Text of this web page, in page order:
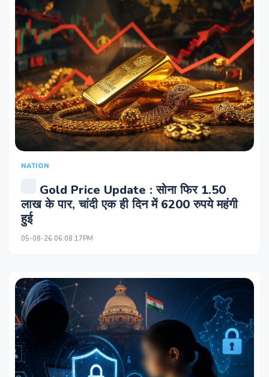
NATION
Gold Price Update : सोना फिर 1.50
लाख के पार, चांदी एक ही दिन में 6200 रुपये महंगी
हुई
05-08-26 06:08:17PM